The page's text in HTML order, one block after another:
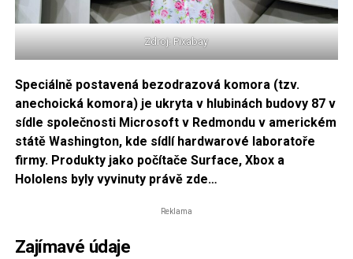
Zdroj: Pixabay
Speciálně postavená bezodrazová komora (tzv.
anechoická komora) je ukryta v hlubinách budovy 87 v
sídle společnosti Microsoft v Redmondu v americkém
státě Washington, kde sídlí hardwarové laboratoře
firmy. Produkty jako počítače Surface, Xbox a
Hololens byly vyvinuty právě zde…
Reklama
Zajímavé údaje